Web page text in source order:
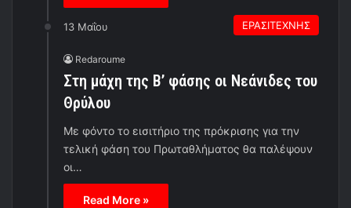
13 Μαΐου ΕΡΑΣΙΤΕΧΝΗΣ
Redaroume
Στη μάχη της Β’ φάσης οι Νεάνιδες του
Θρύλου
Με φόντο το εισιτήριο της πρόκρισης για την
τελική φάση του Πρωταθλήματος θα παλέψουν
οι…
Read More »